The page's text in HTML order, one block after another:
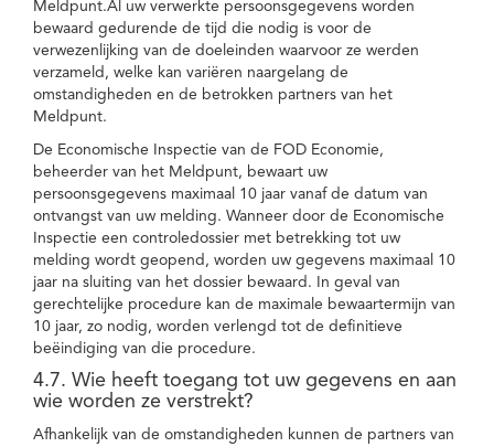
Meldpunt.Al uw verwerkte persoonsgegevens worden
bewaard gedurende de tijd die nodig is voor de
verwezenlijking van de doeleinden waarvoor ze werden
verzameld, welke kan variëren naargelang de
omstandigheden en de betrokken partners van het
Meldpunt.
De Economische Inspectie van de FOD Economie,
beheerder van het Meldpunt, bewaart uw
persoonsgegevens maximaal 10 jaar vanaf de datum van
ontvangst van uw melding. Wanneer door de Economische
Inspectie een controledossier met betrekking tot uw
melding wordt geopend, worden uw gegevens maximaal 10
jaar na sluiting van het dossier bewaard. In geval van
gerechtelijke procedure kan de maximale bewaartermijn van
10 jaar, zo nodig, worden verlengd tot de definitieve
beëindiging van die procedure.
4.7. Wie heeft toegang tot uw gegevens en aan
wie worden ze verstrekt?
Afhankelijk van de omstandigheden kunnen de partners van